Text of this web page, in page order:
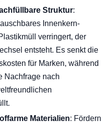
Struktur:
Innenkern-
verringert, der
entsteht. Es senkt die
für Marken, während
Nachfrage nach
Materialien: Fördern